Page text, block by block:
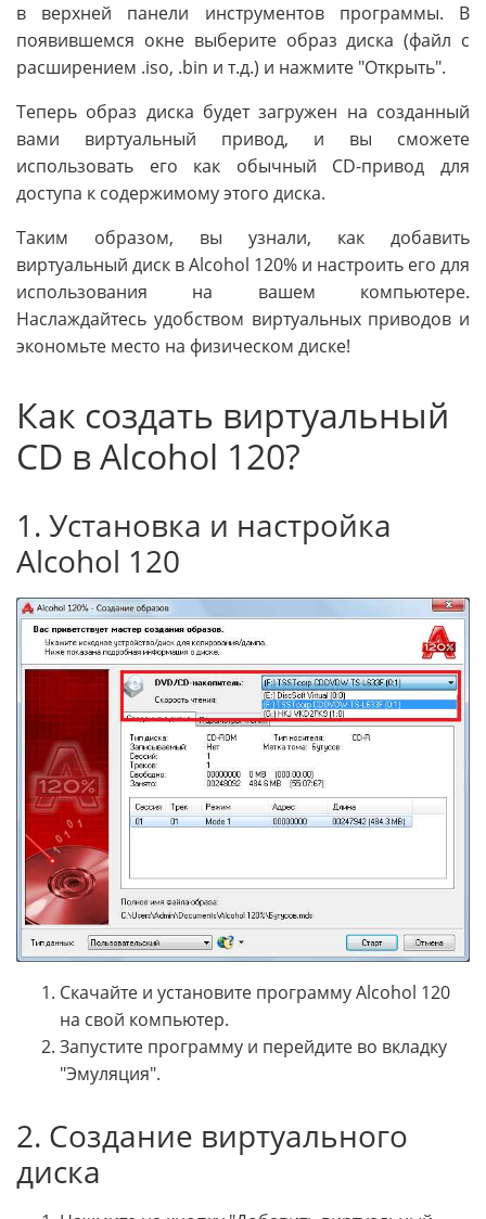
в верхней панели инструментов программы. В
появившемся окне выберите образ диска (файл с
расширением .iso, .bin и т.д.) и нажмите "Открыть".
Теперь образ диска будет загружен на созданный
вами виртуальный привод, и вы сможете
использовать его как обычный CD-привод для
доступа к содержимому этого диска.
Таким образом, вы узнали, как добавить
виртуальный диск в Alcohol 120% и настроить его для
использования на вашем компьютере.
Наслаждайтесь удобством виртуальных приводов и
экономьте место на физическом диске!
Как создать виртуальный
CD в Alcohol 120?
1. Установка и настройка
Alcohol 120
Скачайте и установите программу Alcohol 120
на свой компьютер.
Запустите программу и перейдите во вкладку
"Эмуляция".
2. Создание виртуального
диска